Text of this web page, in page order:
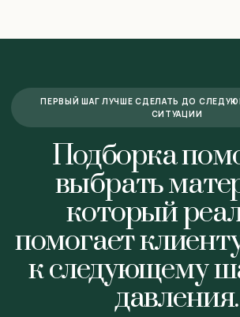
ПЕРВЫЙ ШАГ ЛУЧШЕ СДЕЛАТЬ ДО
СИТУАЦИИ
Подборка
выбрать
который
помогает
к следующему
давления.